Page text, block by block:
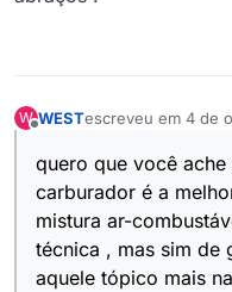
W WESTescreveu em 4 de
última edição por
quero que você
carburador é a
mistura ar-
técnica , mas sim de
aquele tópico mais